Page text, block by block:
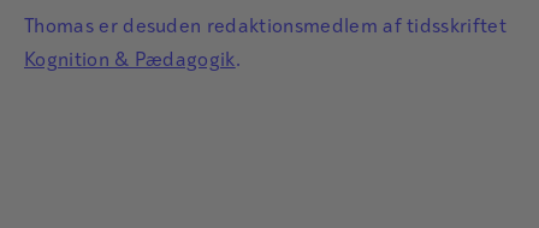
Thomas er desuden redaktionsmedlem af tidsskriftet
Kognition & Pædagogik.